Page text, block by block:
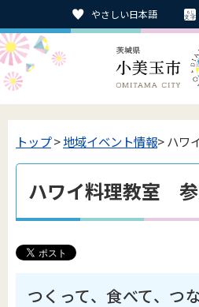
やさしい日本語
トップ>地域イベント情報> ハワ
ハワイ料理教室
つくって、食べて、つ